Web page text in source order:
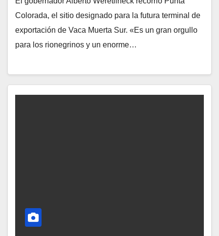
Colorada, el sitio designado para la futura terminal de
exportación de Vaca Muerta Sur. «Es un gran orgullo
para los rionegrinos y un enorme…